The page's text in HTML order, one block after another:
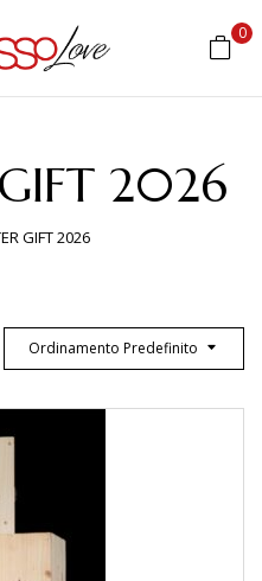
0
GIFT 2026
GIFT 2026
Ordinamento Predefinito